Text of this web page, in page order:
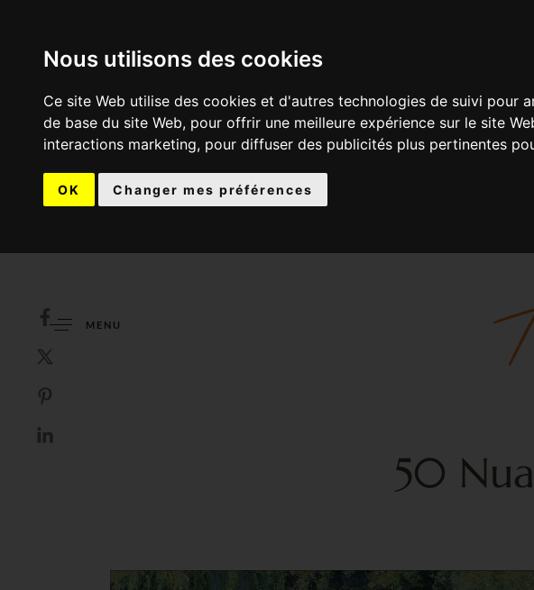
Nous utilisons des cookies
Ce site Web utilise des cookies et d'autres technologies de suivi pour
de base du site Web, pour offrir une meilleure expérience sur le site
interactions marketing, pour diffuser des publicités plus pertinentes
OK Changer mes préférences
MENU
50